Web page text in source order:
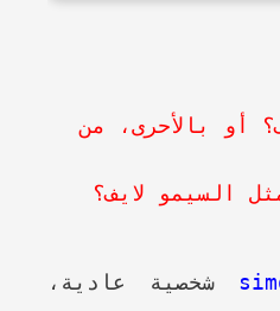
أو بالأحرى، من
السيمو لايف؟
شخصية عادية،